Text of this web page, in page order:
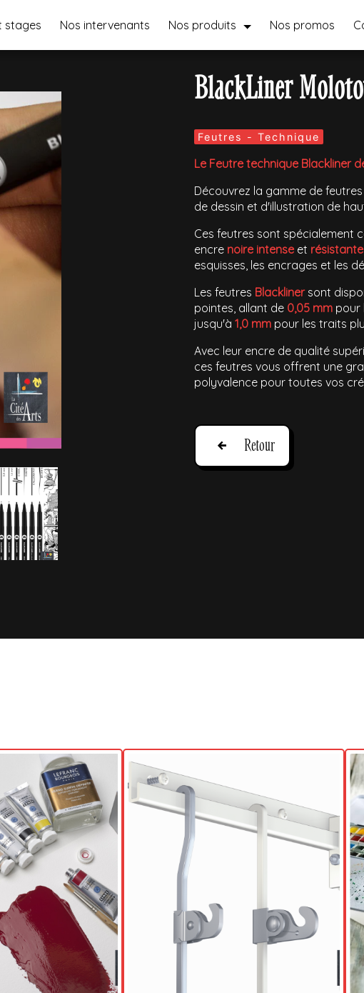
stages Nos intervenants Nos produits Nos promos
BlackLiner
Feutres - Technique
Le Feutre technique Blackliner
Découvrez la gamme de feutres
de dessin et d'illustration de
Ces feutres sont spécialement
encre noire intense et
esquisses, les encrages et les
Les feutres Blacklinersont
pointes, allant de 0,05 mm pour
jusqu'à 1,0 mm pour les traits
Avec leur encre de qualité
ces feutres vous offrent une
polyvalence pour toutes vos
Retour